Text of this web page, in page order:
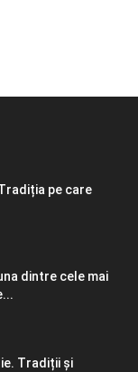
pe care
dintre cele mai
Tradiții și